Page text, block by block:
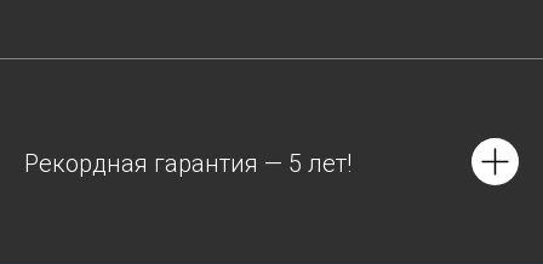
Рекордная гарантия — 5 лет!